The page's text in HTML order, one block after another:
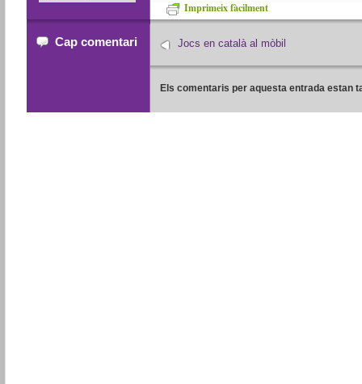
Imprimeix fàcilment
Cap comentari Jocs en català al mòbil
Els comentaris per aquesta entrada estan